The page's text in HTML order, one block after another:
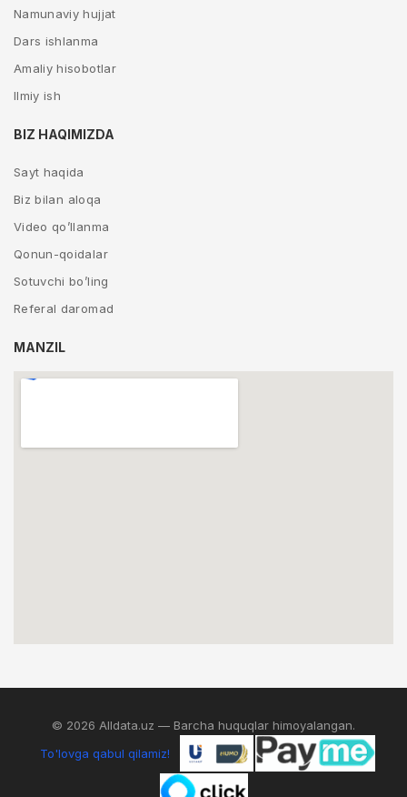
Namunaviy hujjat
Dars ishlanma
Amaliy hisobotlar
Ilmiy ish
BIZ HAQIMIZDA
Sayt haqida
Biz bilan aloqa
Video qo’llanma
Qonun-qoidalar
Sotuvchi bo’ling
Referal daromad
MANZIL
© 2026 Alldata.uz — Barcha huquqlar himoyalangan.
To'lovga qabul qilamiz!